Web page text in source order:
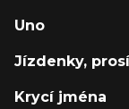
Uno
Jízdenky,
Krycí jména